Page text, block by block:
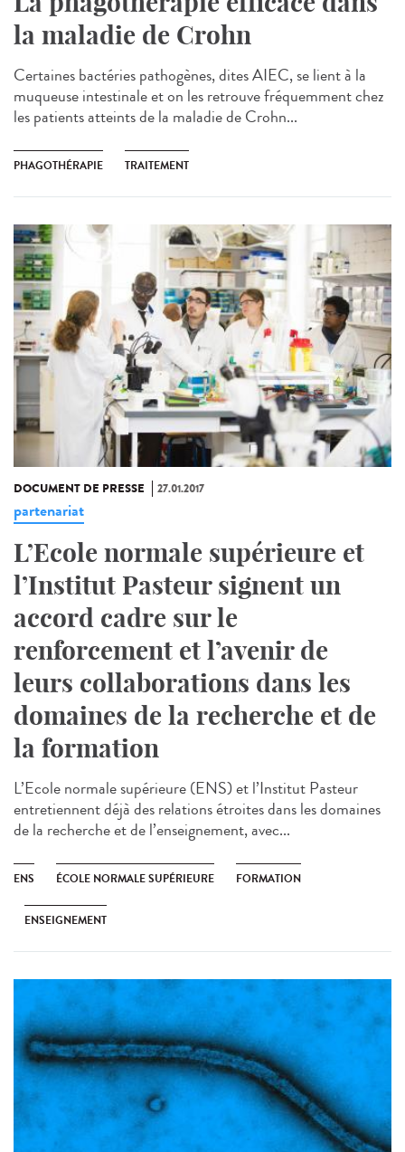
la maladie de Crohn
Certaines bactéries pathogènes, dites AIEC, se lient à la
muqueuse intestinale et on les retrouve fréquemment chez
les patients atteints de la maladie de Crohn...
PHAGOTHÉRAPIE TRAITEMENT
DOCUMENT DE PRESSE 27.01.2017
partenariat
L’Ecole normale supérieure et
l’Institut Pasteur signent un
accord cadre sur le
renforcement et l’avenir de
leurs collaborations dans les
domaines de la recherche et de
la formation
L’Ecole normale supérieure (ENS) et l’Institut Pasteur
entretiennent déjà des relations étroites dans les domaines
de la recherche et de l’enseignement, avec...
ENS ÉCOLE NORMALE SUPÉRIEURE FORMATION
ENSEIGNEMENT